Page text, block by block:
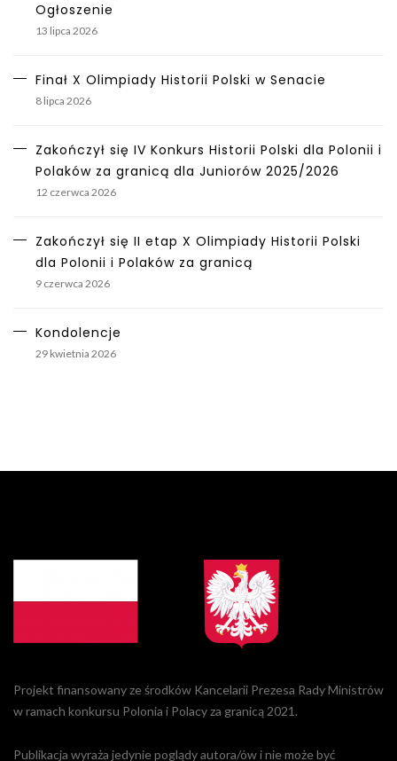
Ogłoszenie
13 lipca 2026
Finał X Olimpiady Historii Polski w Senacie
8 lipca 2026
Zakończył się IV Konkurs Historii Polski dla Polonii i
Polaków za granicą dla Juniorów 2025/2026
12 czerwca 2026
Zakończył się II etap X Olimpiady Historii Polski
dla Polonii i Polaków za granicą
9 czerwca 2026
Kondolencje
29 kwietnia 2026
Projekt finansowany ze środków Kancelarii Prezesa Rady Ministrów
w ramach konkursu Polonia i Polacy za granicą 2021.
Publikacja wyraża jedynie poglądy autora/ów i nie może być